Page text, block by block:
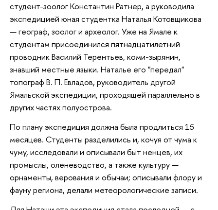
студент-зоолог Константин Ратнер, а руководила
экспедицией юная студентка Наталья Котовщикова
— географ, зоолог и археолог. Уже на Ямале к
студентам присоединился пятнадцатилетний
проводник Василий Терентьев, коми-зырянин,
знавший местные языки. Наталье его "передал"
топограф В. П. Евладов, руководитель другой
Ямальской экспедиции, проходящей параллельно в
других частях полуострова.
По плану экспедиция должна была продлиться 15
месяцев. Студенты разделились и, кочуя от чума к
чуму, исследовали и описывали быт ненцев, их
промыслы, оленеводство, а также культуру —
орнаменты, верования и обычаи; описывали флору и
фауну региона, делали метеорологические записи.